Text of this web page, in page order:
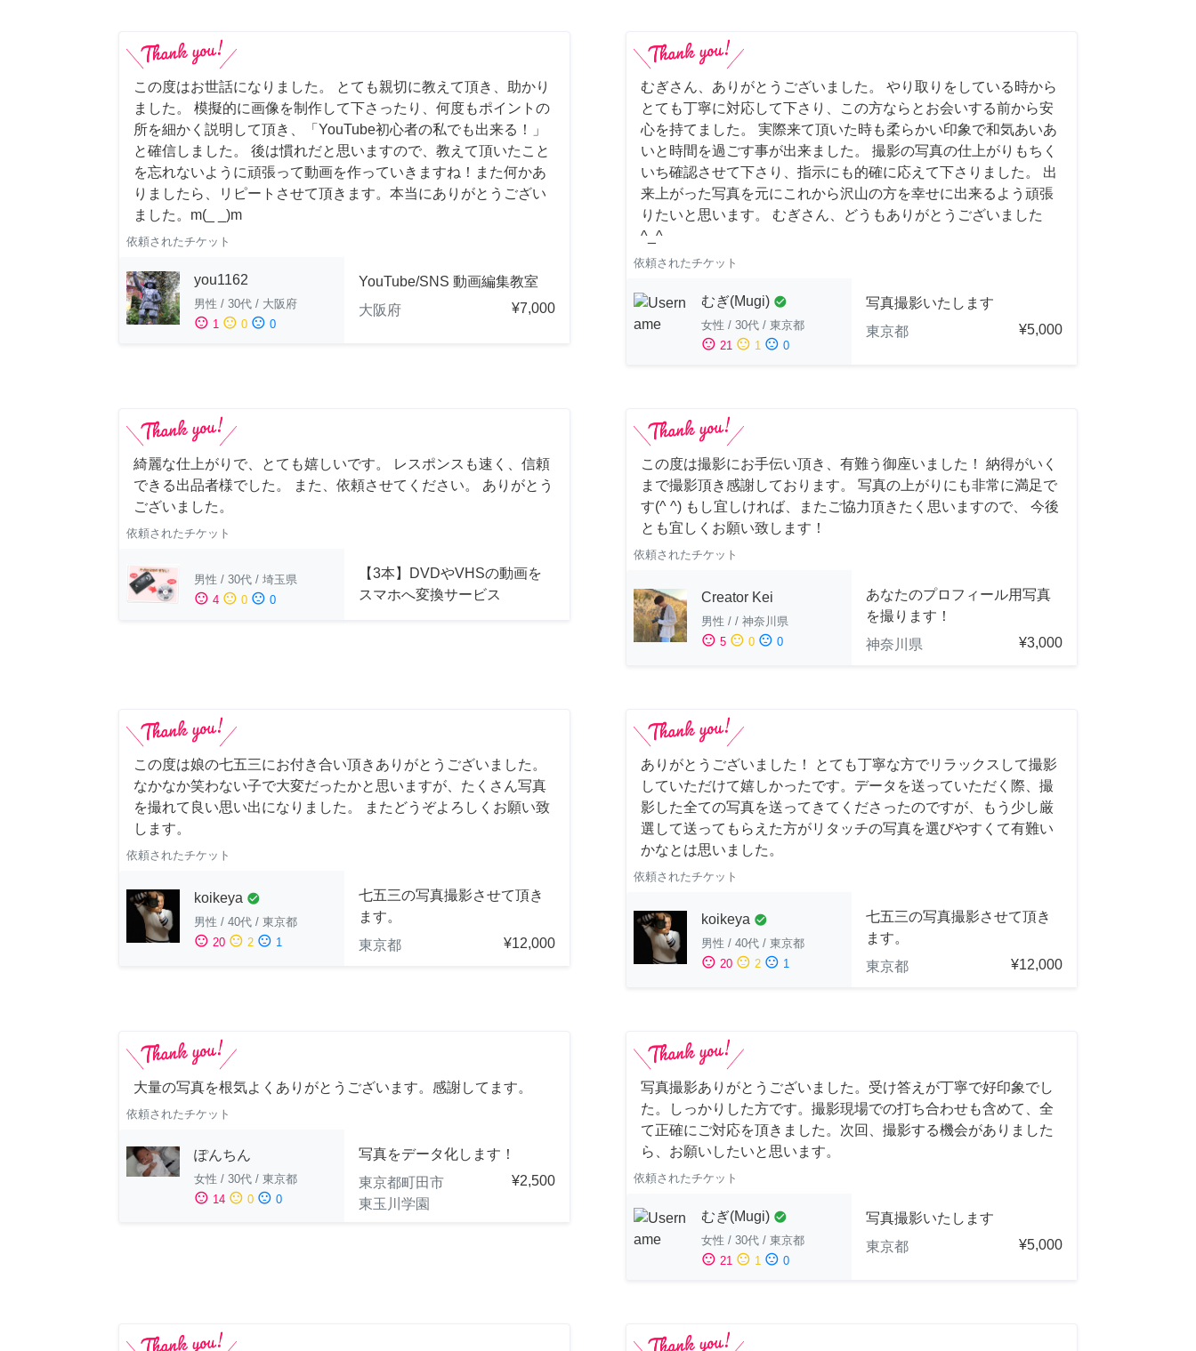
この度はお世話になりました。 とても親切に教えて頂き、助かり
ました。 模擬的に画像を制作して下さったり、何度もポイントの
所を細かく説明して頂き、「YouTube初心者の私でも出来る！」
と確信しました。 後は慣れだと思いますので、教えて頂いたこと
を忘れないように頑張って動画を作っていきますね！また何かあ
りましたら、リピートさせて頂きます。本当にありがとうござい
ました。m(_ _)m
依頼されたチケット
you1162
男性 / 30代 / 大阪府
sentiment_satisfied 1 sentiment_neutral 0 sentiment_dissatisfied 0
YouTube/SNS 動画編集教室
大阪府
¥7,000
むぎさん、ありがとうございました。 やり取りをしている時から
とても丁寧に対応して下さり、この方ならとお会いする前から安
心を持てました。 実際来て頂いた時も柔らかい印象で和気あいあ
いと時間を過ごす事が出来ました。 撮影の写真の仕上がりもちく
いち確認させて下さり、指示にも的確に応えて下さりました。 出
来上がった写真を元にこれから沢山の方を幸せに出来るよう頑張
りたいと思います。 むぎさん、どうもありがとうございました
^_^
依頼されたチケット
むぎ(Mugi) check_circle
女性 / 30代 / 東京都
sentiment_satisfied 21 sentiment_neutral 1 sentiment_dissatisfied 0
写真撮影いたします
東京都
¥5,000
綺麗な仕上がりで、とても嬉しいです。 レスポンスも速く、信頼
できる出品者様でした。 また、依頼させてください。 ありがとう
ございました。
依頼されたチケット
男性 / 30代 / 埼玉県
sentiment_satisfied 4 sentiment_neutral 0 sentiment_dissatisfied 0
【3本】DVDやVHSの動画を
スマホへ変換サービス
この度は撮影にお手伝い頂き、有難う御座いました！ 納得がいく
まで撮影頂き感謝しております。 写真の上がりにも非常に満足で
す(^ ^) もし宜しければ、またご協力頂きたく思いますので、 今後
とも宜しくお願い致します！
依頼されたチケット
Creator Kei
男性 / / 神奈川県
sentiment_satisfied 5 sentiment_neutral 0 sentiment_dissatisfied 0
あなたのプロフィール用写真
を撮ります！
神奈川県
¥3,000
この度は娘の七五三にお付き合い頂きありがとうございました。
なかなか笑わない子で大変だったかと思いますが、たくさん写真
を撮れて良い思い出になりました。 またどうぞよろしくお願い致
します。
依頼されたチケット
koikeya check_circle
男性 / 40代 / 東京都
sentiment_satisfied 20 sentiment_neutral 2 sentiment_dissatisfied 1
七五三の写真撮影させて頂き
ます。
東京都
¥12,000
ありがとうございました！ とても丁寧な方でリラックスして撮影
していただけて嬉しかったです。データを送っていただく際、撮
影した全ての写真を送ってきてくださったのですが、もう少し厳
選して送ってもらえた方がリタッチの写真を選びやすくて有難い
かなとは思いました。
依頼されたチケット
koikeya check_circle
男性 / 40代 / 東京都
sentiment_satisfied 20 sentiment_neutral 2 sentiment_dissatisfied 1
七五三の写真撮影させて頂き
ます。
東京都
¥12,000
大量の写真を根気よくありがとうございます。感謝してます。
依頼されたチケット
ぽんちん
女性 / 30代 / 東京都
sentiment_satisfied 14 sentiment_neutral 0 sentiment_dissatisfied 0
写真をデータ化します！
東京都町田市
東玉川学園
¥2,500
写真撮影ありがとうございました。受け答えが丁寧で好印象でし
た。しっかりした方です。撮影現場での打ち合わせも含めて、全
て正確にご対応を頂きました。次回、撮影する機会がありました
ら、お願いしたいと思います。
依頼されたチケット
むぎ(Mugi) check_circle
女性 / 30代 / 東京都
sentiment_satisfied 21 sentiment_neutral 1 sentiment_dissatisfied 0
写真撮影いたします
東京都
¥5,000